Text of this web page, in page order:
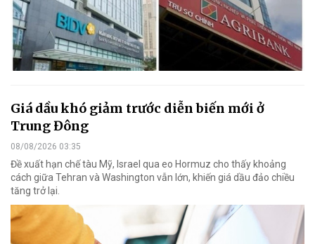
Giá dầu khó giảm trước diễn biến mới ở
Trung Đông
08/08/2026 03:35
Đề xuất hạn chế tàu Mỹ, Israel qua eo Hormuz cho thấy khoảng
cách giữa Tehran và Washington vẫn lớn, khiến giá dầu đảo chiều
tăng trở lại.